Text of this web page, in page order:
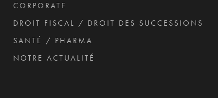
CORPORATE
DROIT FISCAL / DROIT DES SUCCESSIONS
SANTÉ / PHARMA
NOTRE ACTUALITÉ